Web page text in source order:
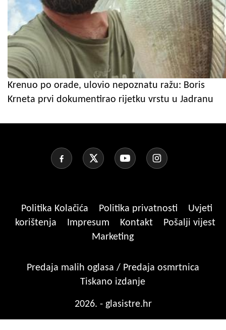
Krenuo po orade, ulovio nepoznatu ražu: Boris
Krneta prvi dokumentirao rijetku vrstu u Jadranu
Politika Kolačića Politika privatnosti
Uvjeti
korištenja
Impresum Kontakt
Pošalji vijest
Marketing
Predaja malih oglasa / Predaja osmrtnica
Tiskano izdanje
2026. - glasistre.hr